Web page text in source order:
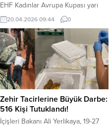
EHF Kadınlar Avrupa Kupası yarı
finali ilk maçında Slovakya temsilcisi
MSK Iuventa Michalovce’yi
sahasında 34-29 mağlup ederek
final için avantaj elde etti. Bu sezon
ligin yanı sıra Avrupa’da da fırtına
gibi esen ve adını son 4 takım
arasına yazdıran Bursa Büyükşehir
Belediyespor, Slovakya ekibi
karşısında ilk sınavı...
20.04.2026 09:44 0
Zehir Tacirlerine Büyük Darbe:
516 Kişi Tutuklandı!
İçişleri Bakanı Ali Yerlikaya, 19-27